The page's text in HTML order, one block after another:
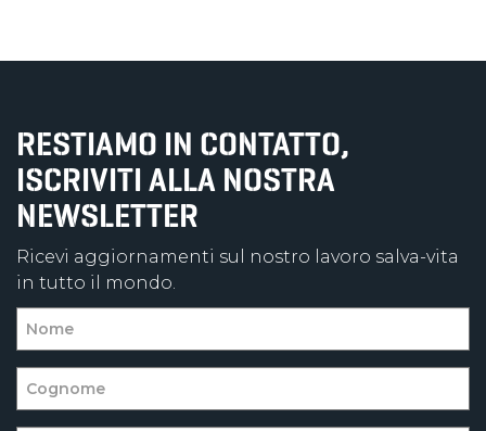
RESTIAMO IN CONTATTO,
ISCRIVITI ALLA NOSTRA
NEWSLETTER
Ricevi aggiornamenti sul nostro lavoro salva-vita
in tutto il mondo.